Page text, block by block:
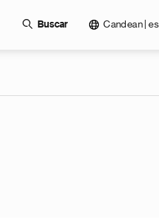
Buscar Candean | es